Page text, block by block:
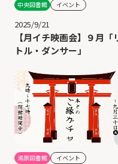
中央図書館 イベント
2025/9/21
【月イチ映画会】９月「
トル・ダンサー」
湯原図書館 イベント